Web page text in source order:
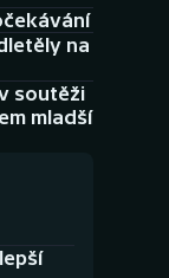
na
soutěži
mladší